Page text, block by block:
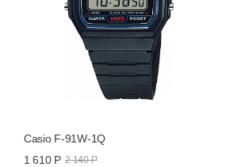
Casio F-91W-1Q
1 610 Р 2 140 Р